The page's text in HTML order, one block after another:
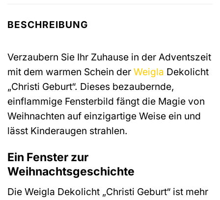
BESCHREIBUNG
Verzaubern Sie Ihr Zuhause in der Adventszeit
mit dem warmen Schein der Weigla Dekolicht
„Christi Geburt“. Dieses bezaubernde,
einflammige Fensterbild fängt die Magie von
Weihnachten auf einzigartige Weise ein und
lässt Kinderaugen strahlen.
Ein Fenster zur
Weihnachtsgeschichte
Die Weigla Dekolicht „Christi Geburt“ ist mehr